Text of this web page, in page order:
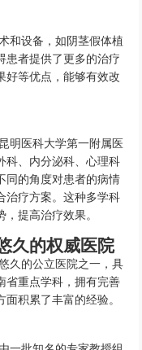
和设备，如阴茎假体植
患者提供了更多的治疗
好等优点，能够有效改
明医科大学第一附属医
科、内分泌科、心理科
同的角度对患者的病情
治疗方案。这种多学科
提高治疗效果。
久的权威医院
久的公立医院之一，具
省重点学科，拥有完善
积累了丰富的经验。